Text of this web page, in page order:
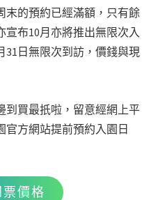
末的預約已經滿額，只有餘
布10月亦將推出無限次入
31日無限次到訪，價錢與現
到買最扺啦，留意經網上平
官方網站提前預約入園日
價格